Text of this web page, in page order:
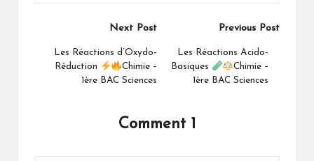
Post
navigation
Previous Post
Les Réactions Acido-
Basiques
Chimie –
1ère BAC Sciences
Next Post
Les Réactions d’Oxydo-
Réduction
Chimie –
1ère BAC Sciences
1 Comment